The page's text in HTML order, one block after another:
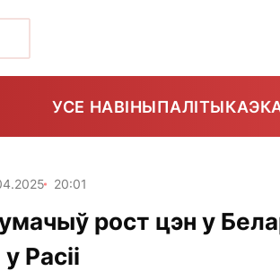
УСЕ НАВІНЫПАЛІТЫКА
20:01
рост цэн у
Расіі